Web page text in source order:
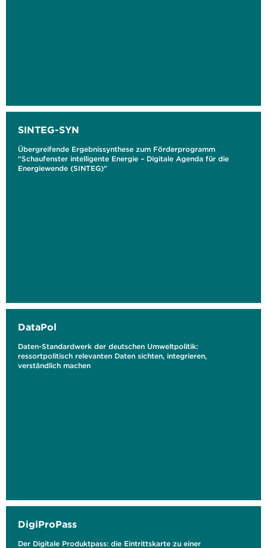
SINTEG-SYN
Übergreifende Ergebnissynthese zum Förderprogramm
"Schaufenster intelligente Energie – Digitale Agenda für die
Energiewende (SINTEG)"
DataPol
Daten-Standardwerk der deutschen Umweltpolitik:
ressortpolitisch relevanten Daten sichten, integrieren,
verständlich machen
DigiProPass
Der Digitale Produktpass: die Eintrittskarte zu einer